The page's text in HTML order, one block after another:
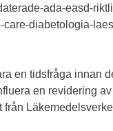
ada-easd-
care-diabetologia-
en tidsfråga innan
en revidering
från